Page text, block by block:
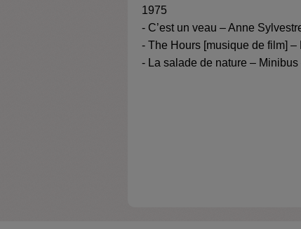
1975
- C’est un veau – Anne
- The Hours [musique de film]
- La salade de nature –